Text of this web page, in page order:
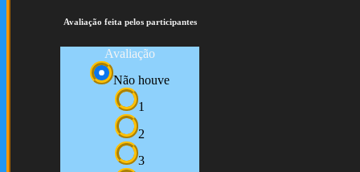
Avaliação feita pelos participantes
Avaliação
Não houve
1
2
3